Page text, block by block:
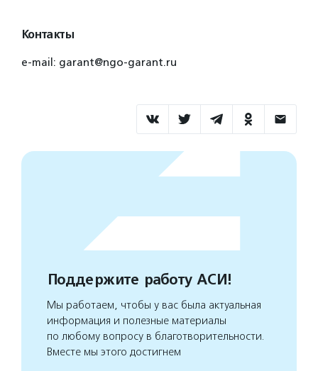
Контакты
e-mail: garant@ngo-garant.ru
Поддержите работу АСИ!
Мы работаем, чтобы у вас была актуальная
информация и полезные материалы
по любому вопросу в благотворительности.
Вместе мы этого достигнем